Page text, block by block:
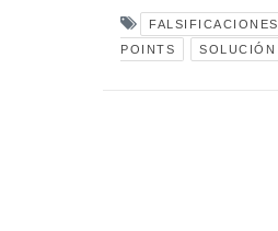
FALSIFICACIONES
POINTS
SOLUCIÓN